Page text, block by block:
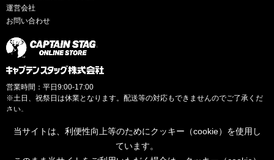
運営会社
お問い合わせ
営業時間：平日9:00-17:00
※土日、祝祭日は休業となります。配送等の対応もできませんのでご了承くだ
さい。
当サイトは、利便性向上等のためにクッキー（cookie）を使用し
ています。